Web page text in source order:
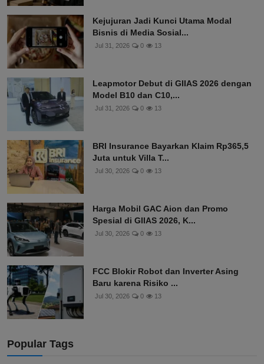
Kejujuran Jadi Kunci Utama Modal
Bisnis di Media Sosial...
Jul 31, 2026 0 13
Leapmotor Debut di GIIAS 2026 dengan
Model B10 dan C10,...
Jul 31, 2026 0 13
BRI Insurance Bayarkan Klaim Rp365,5
Juta untuk Villa T...
Jul 30, 2026 0 13
Harga Mobil GAC Aion dan Promo
Spesial di GIIAS 2026, K...
Jul 30, 2026 0 13
FCC Blokir Robot dan Inverter Asing
Baru karena Risiko ...
Jul 30, 2026 0 13
Popular Tags